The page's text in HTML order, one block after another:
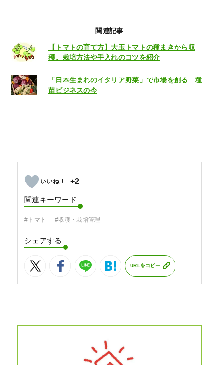
関連記事
【トマトの育て方】大玉トマトの種まきから収
穫。栽培方法や手入れのコツを紹介
「日本生まれのイタリア野菜」で市場を創る 種
苗ビジネスの今
+2
関連キーワード
#トマト #収穫・栽培管理
シェアする
URLをコピー